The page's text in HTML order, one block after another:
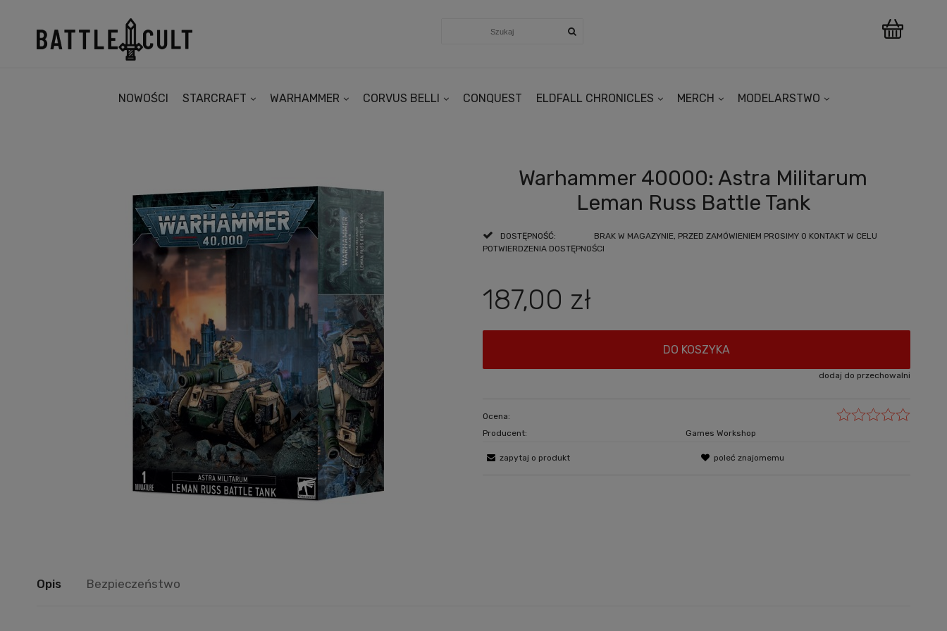
NOWOŚCI STARCRAFT WARHAMMER CORVUS BELLI CONQUEST ELDFALL CHRONICLES MERCH MODELARSTWO
Warhammer 40000: Astra Militarum
Leman Russ Battle Tank
DOSTĘPNOŚĆ:
BRAK W MAGAZYNIE, PRZED ZAMÓWIENIEM PROSIMY O KONTAKT W CELU
POTWIERDZENIA DOSTĘPNOŚCI
187,00 zł
DO KOSZYKA
dodaj do przechowalni
Ocena:
Producent:
Games Workshop
zapytaj o produkt poleć znajomemu
Opis Bezpieczeństwo